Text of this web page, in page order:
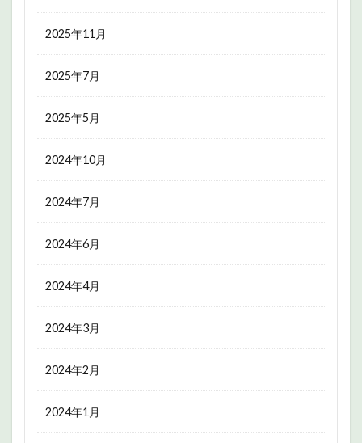
2025年11月
2025年7月
2025年5月
2024年10月
2024年7月
2024年6月
2024年4月
2024年3月
2024年2月
2024年1月